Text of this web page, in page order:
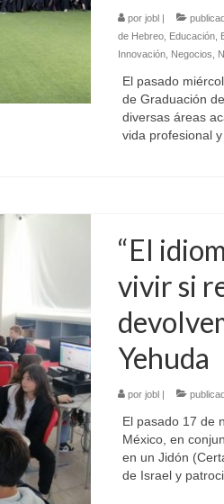
por jobl|
de Hebreo, Educación,
Innovación, Negocios
El pasado
de Graduación
diversas áreas
vida profesional
“El
vivir si
Yehuda
por jobl|
El pasado 17 de
México, en
en un Jidón
de Israel y